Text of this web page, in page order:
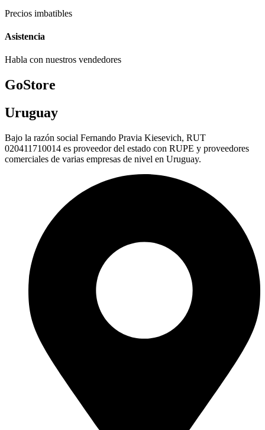
Precios imbatibles
Asistencia
Habla con nuestros vendedores
GoStore
Uruguay
Bajo la razón social Fernando Pravia Kiesevich, RUT
020411710014 es proveedor del estado con RUPE y proveedores
comerciales de varias empresas de nivel en Uruguay.